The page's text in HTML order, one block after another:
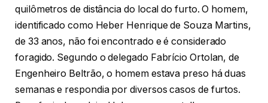
quilômetros de distância do local do furto. O homem,
identificado como Heber Henrique de Souza Martins,
de 33 anos, não foi encontrado e é considerado
foragido. Segundo o delegado Fabrício Ortolan, de
Engenheiro Beltrão, o homem estava preso há duas
semanas e respondia por diversos casos de furtos.